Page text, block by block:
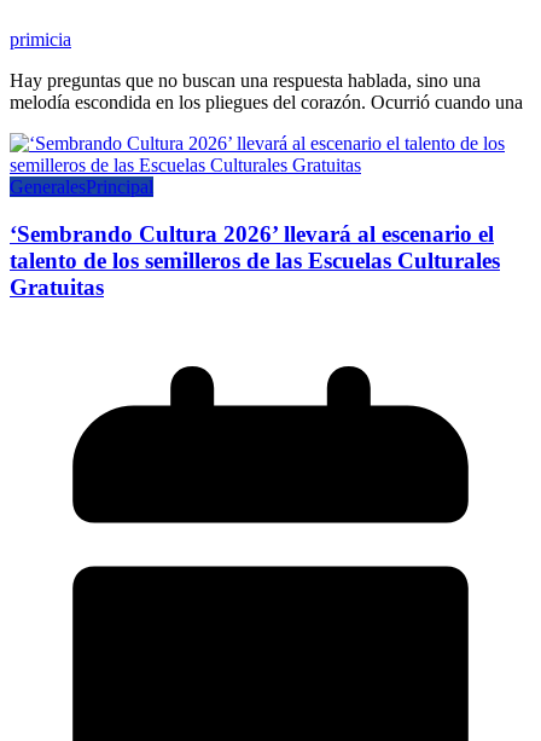
primicia
Hay preguntas que no buscan una respuesta hablada, sino una
melodía escondida en los pliegues del corazón. Ocurrió cuando una
GeneralesPrincipal
‘Sembrando Cultura 2026’ llevará al escenario el
talento de los semilleros de las Escuelas Culturales
Gratuitas